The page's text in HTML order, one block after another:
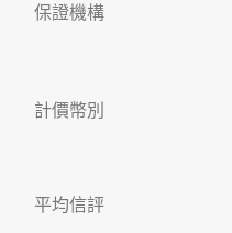
保證機構
計價幣別
平均信評